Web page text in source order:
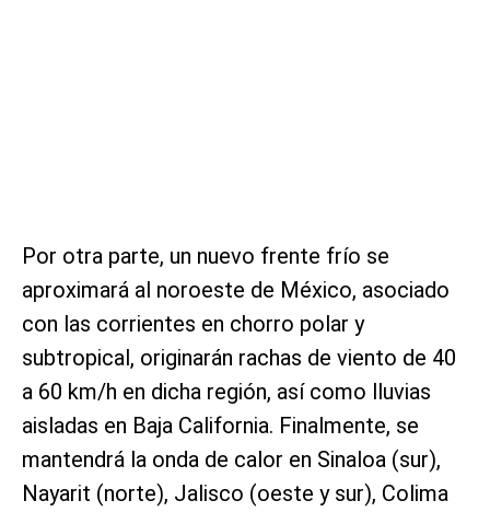
Por otra parte, un nuevo frente frío se
aproximará al noroeste de México, asociado
con las corrientes en chorro polar y
subtropical, originarán rachas de viento de 40
a 60 km/h en dicha región, así como lluvias
aisladas en Baja California. Finalmente, se
mantendrá la onda de calor en Sinaloa (sur),
Nayarit (norte), Jalisco (oeste y sur), Colima